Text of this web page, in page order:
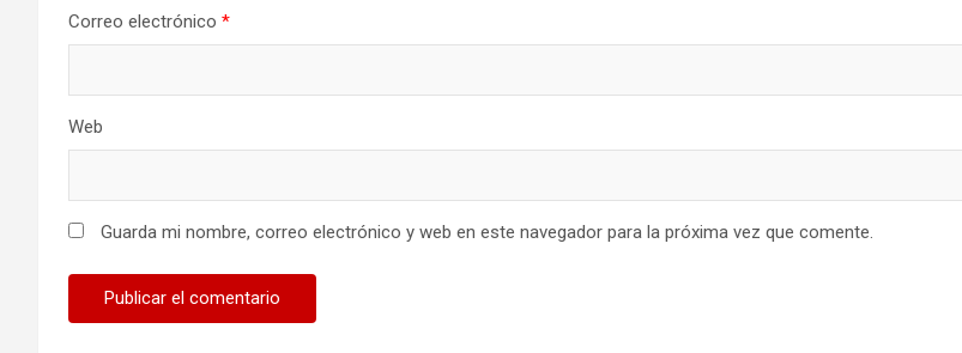
Correo electrónico *
Web
Guarda mi nombre, correo electrónico y web en este navegador para la próxima vez que comente.